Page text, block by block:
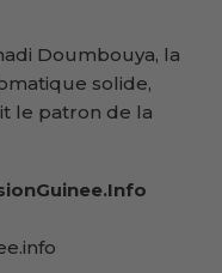
Doumbouya, la
solide,
le patron de la